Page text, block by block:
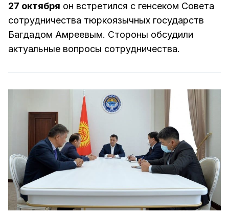
27 октября он встретился с генсеком Совета
сотрудничества тюркоязычных государств
Багдадом Амреевым. Стороны обсудили
актуальные вопросы сотрудничества.